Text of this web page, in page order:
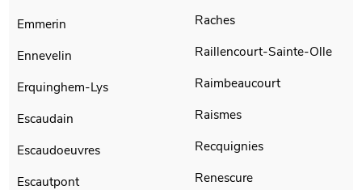
Emmerin
Ennevelin
Erquinghem-Lys
Escaudain
Escaudoeuvres
Escautpont
Raches
Raillencourt-Sainte-Olle
Raimbeaucourt
Raismes
Recquignies
Renescure